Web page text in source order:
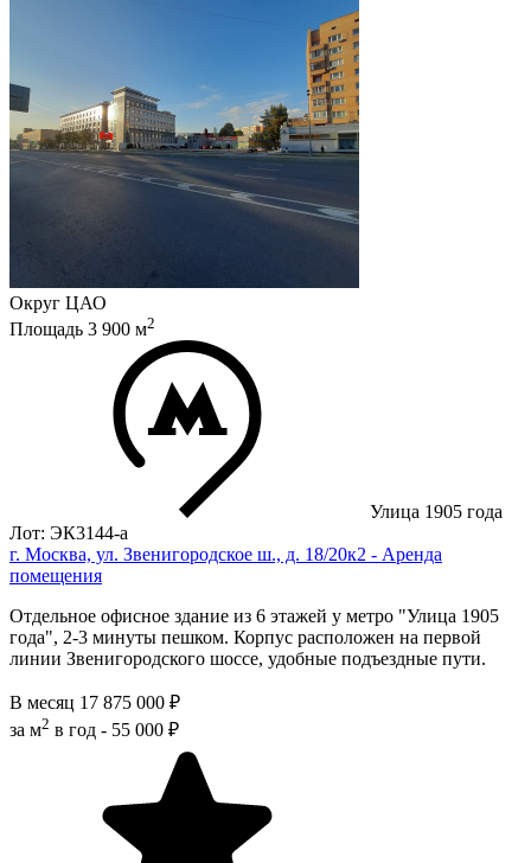
Округ ЦАО
Площадь 3 900 м2
Улица 1905 года
Лот: ЭК3144-a
г. Москва, ул. Звенигородское ш., д. 18/20к2 - Аренда
помещения
Отдельное офисное здание из 6 этажей у мeтpo "Улица 1905
года", 2-3 минуты пешком. Корпус расположен на первой
линии Звенигородского шоссе, удобные подъездные пути.
В месяц 17 875 000 ₽
за м2 в год - 55 000 ₽